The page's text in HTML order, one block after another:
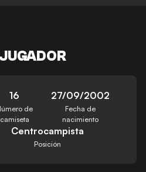
16
de
camiseta
27/09/2002
Fecha de
nacimiento
Centrocampista
Posición